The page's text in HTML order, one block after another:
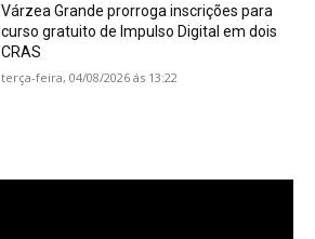
Várzea Grande prorroga inscrições para
curso gratuito de Impulso Digital em dois
CRAS
terça-feira, 04/08/2026 ás 13:22